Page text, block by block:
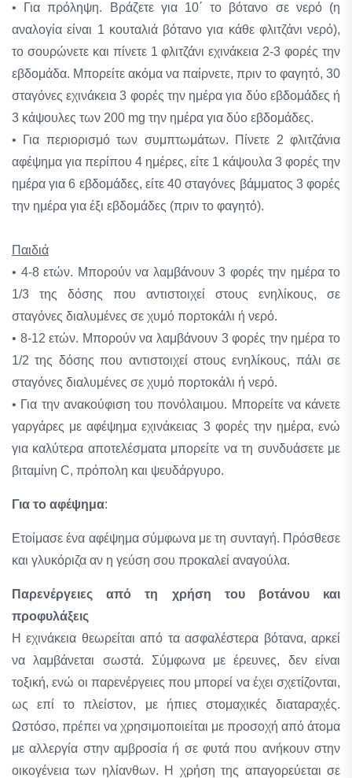
• Για πρόληψη. Bράζετε για 10΄ το βότανο σε νερό (η
αναλογία είναι 1 κουταλιά βότανο για κάθε φλιτζάνι νερό),
το σουρώνετε και πίνετε 1 φλιτζάνι εχινάκεια 2-3 φορές την
εβδομάδα. Mπορείτε ακόμα να παίρνετε, πριν το φαγητό, 30
σταγόνες εχινάκεια 3 φορές την ημέρα για δύο εβδομάδες ή
3 κάψουλες των 200 mg την ημέρα για δύο εβδομάδες.
• Για περιορισμό των συμπτωμάτων. Πίνετε 2 φλιτζάνια
αφέψημα για περίπου 4 ημέρες, είτε 1 κάψουλα 3 φορές την
ημέρα για 6 εβδομάδες, είτε 40 σταγόνες βάμματος 3 φορές
την ημέρα για έξι εβδομάδες (πριν το φαγητό).
Παιδιά
• 4-8 ετών. Mπορούν να λαμβάνουν 3 φορές την ημέρα το
1/3 της δόσης που αντιστοιχεί στους ενηλίκους, σε
σταγόνες διαλυμένες σε χυμό πορτοκάλι ή νερό.
• 8-12 ετών. Mπορούν να λαμβάνουν 3 φορές την ημέρα το
1/2 της δόσης που αντιστοιχεί στους ενηλίκους, πάλι σε
σταγόνες διαλυμένες σε χυμό πορτοκάλι ή νερό.
• Για την ανακούφιση του πονόλαιμου. Μπορείτε να κάνετε
γαργάρες με αφέψημα εχινάκειας 3 φορές την ημέρα, ενώ
για καλύτερα αποτελέσματα μπορείτε να τη συνδυάσετε με
βιταμίνη C, πρόπολη και ψευδάργυρο.
Για το αφέψημα:
Ετοίμασε ένα αφέψημα σύμφωνα με τη συνταγή. Πρόσθεσε
και γλυκόριζα αν η γεύση σου προκαλεί αναγούλα.
Παρενέργειες από τη χρήση του βοτάνου και
προφυλάξεις
H εχινάκεια θεωρείται από τα ασφαλέστερα βότανα, αρκεί
να λαμβάνεται σωστά. Σύμφωνα με έρευνες, δεν είναι
τοξική, ενώ οι παρενέργειες που μπορεί να έχει σχετίζονται,
ως επί το πλείστον, με ήπιες στομαχικές διαταραχές.
Ωστόσο, πρέπει να χρησιμοποιείται με προσοχή από άτομα
με αλλεργία στην αμβροσία ή σε φυτά που ανήκουν στην
οικογένεια των ηλίανθων. H χρήση της απαγορεύεται σε